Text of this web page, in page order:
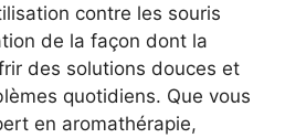
contre les souris
de la façon dont la
des solutions douces et
quotidiens. Que vous
en aromathérapie,